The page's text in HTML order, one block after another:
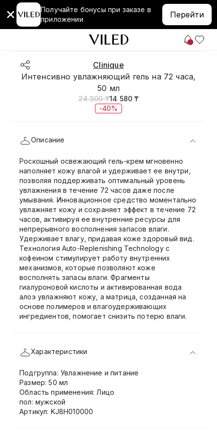
Получайте бонусы при заказе в
приложении
Перейти
Clinique
Интенсивно увлажняющий гель на 72 часа,
50 мл
24 300 ₸14 580 ₸
-40%
Описание
Роскошный освежающий гель-крем мгновенно
наполняет кожу влагой и удерживает ее внутри,
позволяя поддерживать оптимальный уровень
увлажнения в течение 72 часов даже после
умывания. Инновационное средство моментально
увлажняет кожу и сохраняет эффект в течение 72
часов, активируя ее внутренние ресурсы для
непрерывного восполнения запасов влаги.
Удерживает влагу, придавая коже здоровый вид.
Технология Auto-Replenishing Technology с
кофеином стимулирует работу внутренних
механизмов, которые позволяют коже
восполнять запасы влаги. Фрагменты
гиалуроновой кислоты и активированная вода
алоэ увлажняют кожу, а матрица, созданная на
основе полимеров и влагоудерживающих
ингредиентов, помогает снизить потерю влаги.
Характеристики
Подгруппа: Увлажнение и питание
Размер: 50 мл
Область применения: Лицо
пол: мужской
Артикул: KJ8H010000